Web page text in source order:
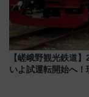
【嵯峨野観光鉄道
いよ試運転開始へ